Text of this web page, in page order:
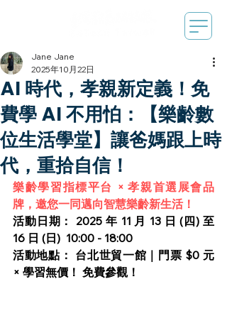
AI 時代，孝親新定義！免
費學 AI 不用怕：【樂齡數
位生活學堂】讓爸媽跟上時
代，重拾自信！
Jane Jane
2025年10月22日
樂齡學習指標平台 × 孝親首選展會品
牌，邀您一同邁向智慧樂齡新生活！
活動日期： 2025 年 11 月 13 日 (四) 至
16 日 (日)  10:00 - 18:00
活動地點： 台北世貿一館｜門票 $0 元
× 學習無價！ 免費參觀！